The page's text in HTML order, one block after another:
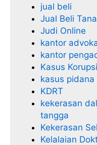
jual beli
Jual Beli
Judi Online
kantor
kantor
Kasus Korupsi
kasus pidana
KDRT
kekerasan
tangga
Kekerasan
Kelalaian